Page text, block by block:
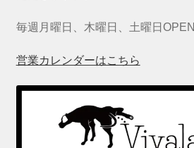
毎週月曜日、木曜日、土曜日OPEN
営業カレンダーはこちら